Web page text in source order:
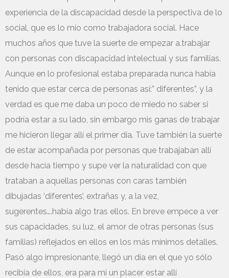
experiencia de la discapacidad desde la perspectiva de lo
social, que es lo mío como trabajadora social. Hace
muchos años que tuve la suerte de empezar a.trabajar
con personas con discapacidad intelectual y sus familias.
Aunque en lo profesional estaba preparada nunca había
tenido que estar cerca de personas así:” diferentes”, y la
verdad es que me daba un poco de miedo no saber si
podría estar a su lado, sin embargo mis ganas de trabajar
me hicieron llegar allí el primer día. Tuve también la suerte
de estar acompañada por personas que trabajaban allí
desde hacía tiempo y supe ver la naturalidad con que
trataban a aquellas personas con caras también
dibujadas ‘diferentes’, extrañas y, a la vez,
sugerentes….había algo tras ellos. En breve empece a ver
sus capacidades, su luz, el amor de otras personas (sus
familias) reflejados en ellos en los más mínimos detalles.
Pasó algo impresionante, llegó un día en el que yo sólo
recibía de ellos, era para mi un placer estar allí